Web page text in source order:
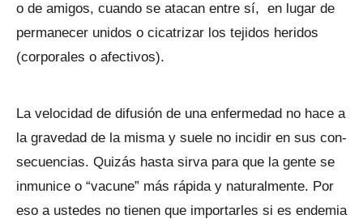
o de amigos, cuando se atacan entre sí, en lugar de
permanecer unidos o cicatrizar los tejidos heridos
(corporales o afectivos).
La velocidad de difusión de una enfermedad no hace a
la gravedad de la misma y suele no incidir en sus con-
secuencias. Quizás hasta sirva para que la gente se
inmunice o “vacune” más rápida y naturalmente. Por
eso a ustedes no tienen que importarles si es endemia